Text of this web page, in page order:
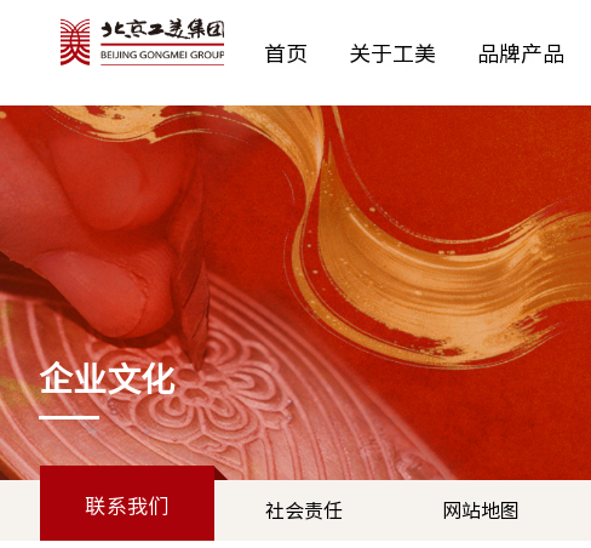
首页 关于工美
公司简介 成员企业
品牌产品
予寻YUXUN 工美黄金 工美文创 工美造办 京工美作
新闻动态
公示通告 预决算公开 协会信息
党建工作 工会之窗 团青工作
纪检工作 监督举报
最新招聘
价值理念 社会责任
时尚控股 工美邮箱 工美邮箱(旧) 行业协会 博物馆
企业文化
联系我们 社会责任 网站地图